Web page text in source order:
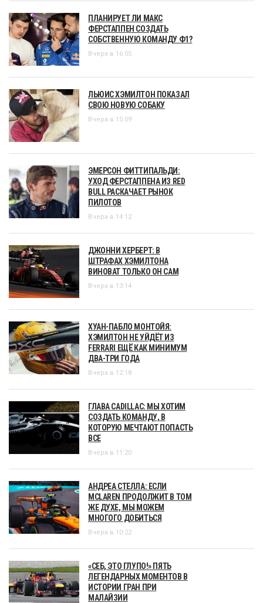
ПЛАНИРУЕТ ЛИ МАКС
ФЕРСТАППЕН СОЗДАТЬ
СОБСТВЕННУЮ КОМАНДУ Ф1?
Вчера в 16:05
ЛЬЮИС ХЭМИЛТОН ПОКАЗАЛ
СВОЮ НОВУЮ СОБАКУ
Вчера в 15:09
ЭМЕРСОН ФИТТИПАЛЬДИ:
УХОД ФЕРСТАППЕНА ИЗ RED
BULL РАСКАЧАЕТ РЫНОК
ПИЛОТОВ
Вчера в 14:12
ДЖОННИ ХЕРБЕРТ: В
ШТРАФАХ ХЭМИЛТОНА
ВИНОВАТ ТОЛЬКО ОН САМ
Вчера в 13:14
ХУАН-ПАБЛО МОНТОЙЯ:
ХЭМИЛТОН НЕ УЙДЁТ ИЗ
FERRARI ЕЩЁ КАК МИНИМУМ
ДВА-ТРИ ГОДА
Вчера в 12:18
ГЛАВА CADILLAC: МЫ ХОТИМ
СОЗДАТЬ КОМАНДУ, В
КОТОРУЮ МЕЧТАЮТ ПОПАСТЬ
ВСЕ
Вчера в 11:20
АНДРЕА СТЕЛЛА: ЕСЛИ
MCLAREN ПРОДОЛЖИТ В ТОМ
ЖЕ ДУХЕ, МЫ МОЖЕМ
МНОГОГО ДОБИТЬСЯ
Вчера в 10:22
«СЕБ, ЭТО ГЛУПО!» ПЯТЬ
ЛЕГЕНДАРНЫХ МОМЕНТОВ В
ИСТОРИИ ГРАН ПРИ
МАЛАЙЗИИ